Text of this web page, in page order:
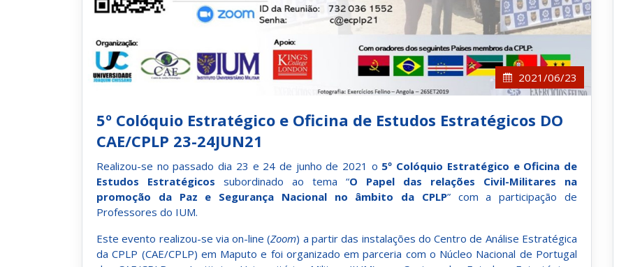
2021/06/23
5º Colóquio Estratégico e Oficina de Estudos Estratégicos DO
CAE/CPLP 23-24JUN21
Realizou-se no passado dia 23 e 24 de junho de 2021 o 5º Colóquio Estratégico e Oficina de
Estudos Estratégicos subordinado ao tema “O Papel das relações Civil-Militares na
promoção da Paz e Segurança Nacional no âmbito da CPLP” com a participação de
Professores do IUM.
Este evento realizou-se via on-line (Zoom) a partir das instalações do Centro de Análise Estratégica
da CPLP (CAE/CPLP) em Maputo e foi organizado em parceria com o Núcleo Nacional de Portugal